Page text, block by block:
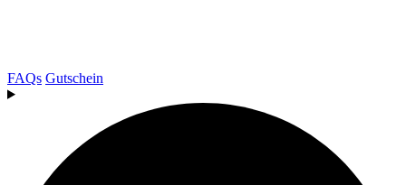
FAQs Gutschein